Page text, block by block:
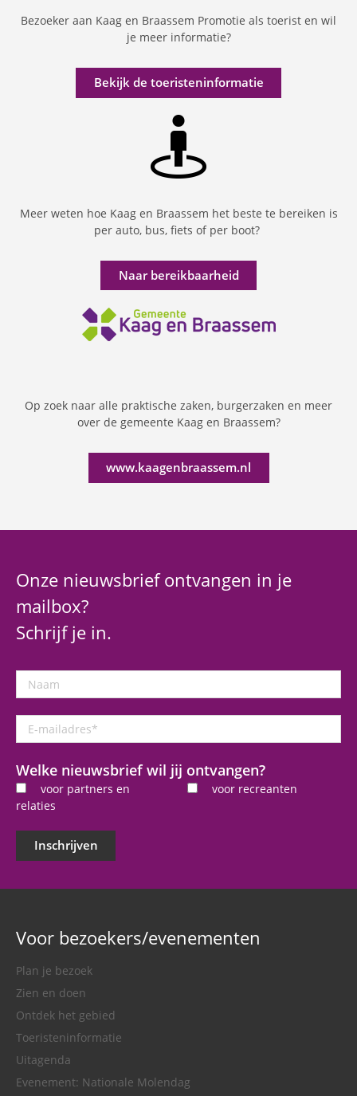
Bezoeker aan Kaag en Braassem Promotie als toerist en wil
je meer informatie?
Bekijk de toeristeninformatie
Meer weten hoe Kaag en Braassem het beste te bereiken is
per auto, bus, fiets of per boot?
Naar bereikbaarheid
Op zoek naar alle praktische zaken, burgerzaken en meer
over de gemeente Kaag en Braassem?
www.kaagenbraassem.nl
Onze nieuwsbrief ontvangen in je
mailbox?
Schrijf je in.
Naam
mailadres
Welke nieuwsbrief wil jij ontvangen?
voor partners en
relaties
voor recreanten
Inschrijven
Voor bezoekers/evenementen
Plan je bezoek
Zien en doen
Ontdek het gebied
Toeristeninformatie
Uitagenda
Evenement: Nationale Molendag